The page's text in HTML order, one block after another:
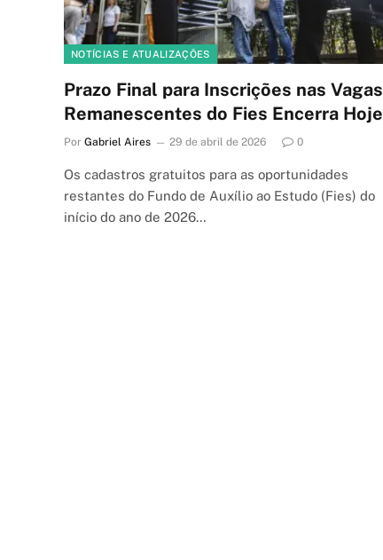
NOTÍCIAS E ATUALIZAÇÕES
Prazo Final para Inscrições nas Vagas
Remanescentes do Fies Encerra Hoje
Por Gabriel Aires 29 de abril de 2026 0
Os cadastros gratuitos para as oportunidades
restantes do Fundo de Auxílio ao Estudo (Fies) do
início do ano de 2026…